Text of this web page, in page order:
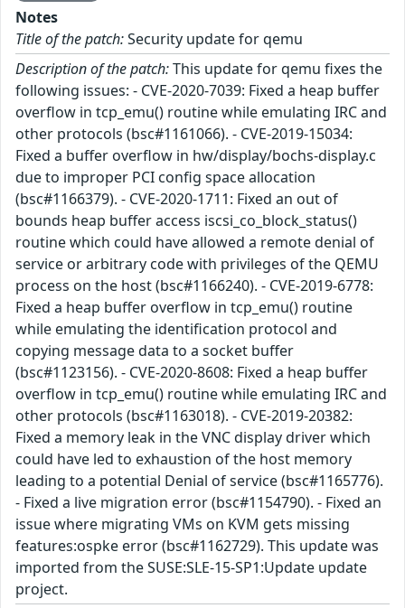
Notes
Title of the patch:Security update for qemu
Description of the patch:This update for qemu fixes the
following issues: - CVE-2020-7039: Fixed a heap buffer
overflow in tcp_emu() routine while emulating IRC and
other protocols (bsc#1161066). - CVE-2019-15034:
Fixed a buffer overflow in hw/display/bochs-display.c
due to improper PCI config space allocation
(bsc#1166379). - CVE-2020-1711: Fixed an out of
bounds heap buffer access iscsi_co_block_status()
routine which could have allowed a remote denial of
service or arbitrary code with privileges of the QEMU
process on the host (bsc#1166240). - CVE-2019-6778:
Fixed a heap buffer overflow in tcp_emu() routine
while emulating the identification protocol and
copying message data to a socket buffer
(bsc#1123156). - CVE-2020-8608: Fixed a heap buffer
overflow in tcp_emu() routine while emulating IRC and
other protocols (bsc#1163018). - CVE-2019-20382:
Fixed a memory leak in the VNC display driver which
could have led to exhaustion of the host memory
leading to a potential Denial of service (bsc#1165776).
- Fixed a live migration error (bsc#1154790). - Fixed an
issue where migrating VMs on KVM gets missing
features:ospke error (bsc#1162729). This update was
imported from the SUSE:SLE-15-SP1:Update update
project.